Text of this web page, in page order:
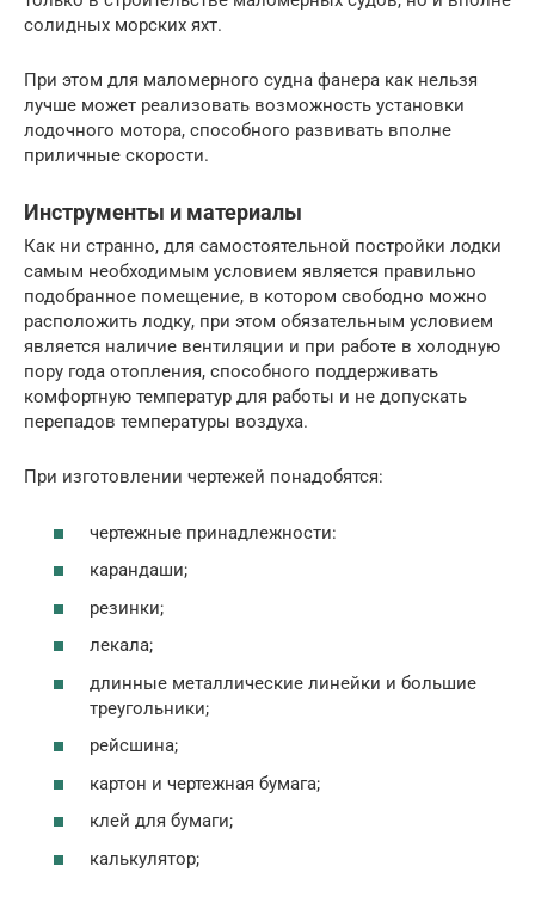
солидных морских яхт.
При этом для маломерного судна фанера как нельзя
лучше может реализовать возможность установки
лодочного мотора, способного развивать вполне
приличные скорости.
Инструменты и материалы
Как ни странно, для самостоятельной постройки лодки
самым необходимым условием является правильно
подобранное помещение, в котором свободно можно
расположить лодку, при этом обязательным условием
является наличие вентиляции и при работе в холодную
пору года отопления, способного поддерживать
комфортную температур для работы и не допускать
перепадов температуры воздуха.
При изготовлении чертежей понадобятся:
чертежные принадлежности:
карандаши;
резинки;
лекала;
длинные металлические линейки и большие
треугольники;
рейсшина;
картон и чертежная бумага;
клей для бумаги;
калькулятор;